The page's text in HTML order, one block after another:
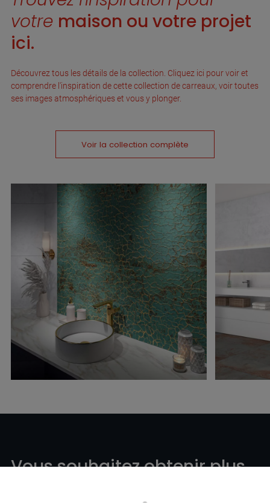
votre maison ou votre projet
ici.
Découvrez tous les détails de la collection. Cliquez ici pour voir et
comprendre l'inspiration de cette collection de carreaux, voir toutes
ses images atmosphériques et vous y plonger.
Voir la collection complète
Vous souhaitez obtenir plus